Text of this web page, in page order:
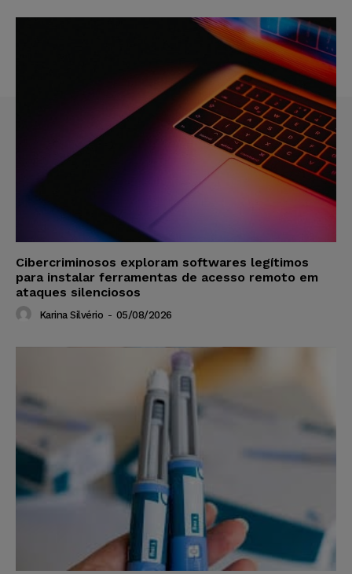
Cibercriminosos exploram softwares legítimos
para instalar ferramentas de acesso remoto em
ataques silenciosos
Karina Silvério - 05/08/2026